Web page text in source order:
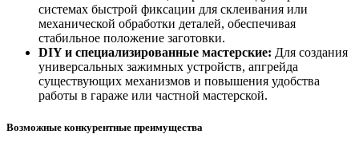
системах быстрой фиксации для склеивания или
механической обработки деталей, обеспечивая
стабильное положение заготовки.
DIY и специализированные мастерские: Для создания
универсальных зажимных устройств, апгрейда
существующих механизмов и повышения удобства
работы в гараже или частной мастерской.
Возможные конкурентные преимущества